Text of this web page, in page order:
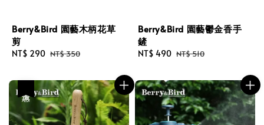
Berry&Bird 園藝木柄花草
剪
Sale
NT$ 290 Regular
NT$ 350
Berry&Bird 園藝鬱金香手
鏟
Sale
NT$ 490 Regular
NT$ 510